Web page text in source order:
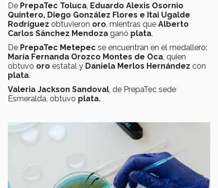
De PrepaTec Toluca Eduardo Alexis Osornio
Quintero, Diego González Flores e Itai Ugalde
Rodríguez obtuvieron oro , mientras que Alberto
Carlos Sánchez Mendoza ganó plata.
De PrepaTec Metepec se encuentran en el medallero:
María Fernanda Orozco Montes de Oca , quien
obtuvo oro estatal y Daniela Merlos Hernández con
plata.
Valeria Jackson Sandoval , de PrepaTec sede
Esmeralda, obtuvo plata.